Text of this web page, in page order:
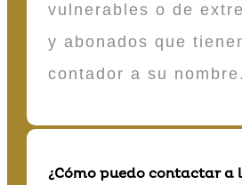
vulnerables o de
y abonados que
contador a su nombre.
¿Cómo puedo contactar a